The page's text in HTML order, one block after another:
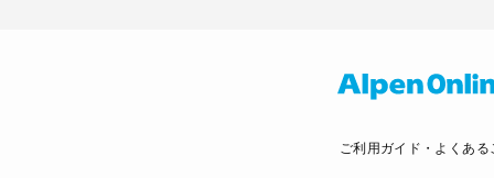
ご利用ガイド・よくある